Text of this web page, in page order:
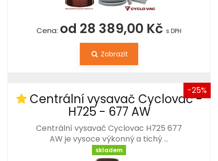
Cena: od 28 389,00 Kč s DPH
Zobrazit
-25%
Centrální vysavač Cyclovac -
H725 - 677 AW
Centrální vysavač Cyclovac H725 677
AW je vysoce výkonný a tichý …
skladem